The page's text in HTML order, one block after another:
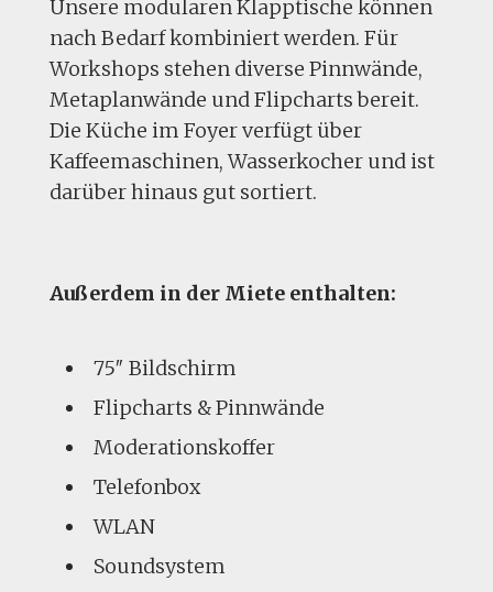
Unsere modularen Klapptische können
nach Bedarf kombiniert werden. Für
Workshops stehen diverse Pinnwände,
Metaplanwände und Flipcharts bereit.
Die Küche im Foyer verfügt über
Kaffeemaschinen, Wasserkocher und ist
darüber hinaus gut sortiert.
Außerdem in der Miete enthalten:
75″ Bildschirm
Flipcharts & Pinnwände
Moderationskoffer
Telefonbox
WLAN
Soundsystem